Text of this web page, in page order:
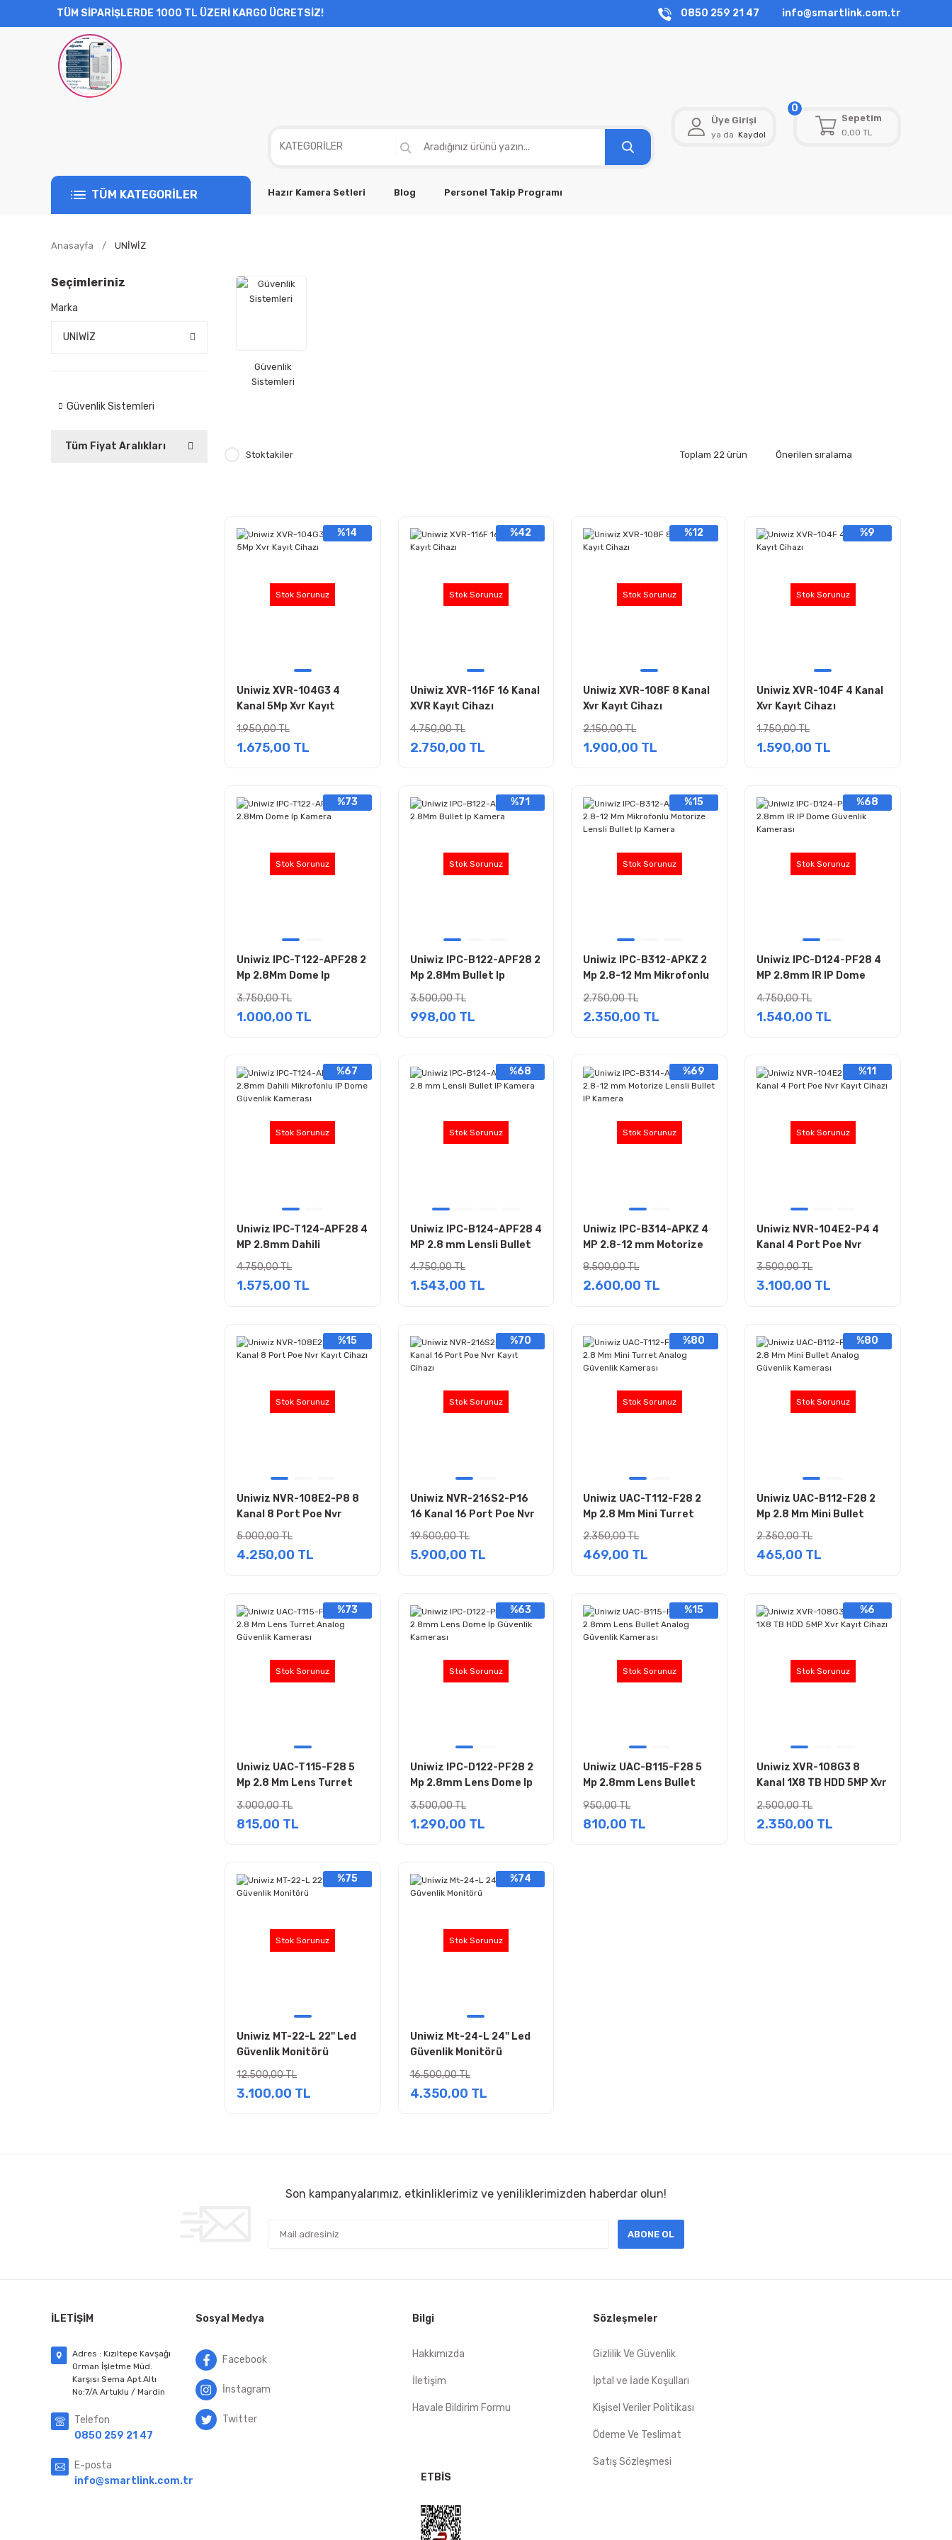
TÜM SİPARİŞLERDE 1000 TL ÜZERİ KARGO ÜCRETSİZ! 0850 259 21 47 info@smartlink.com.tr
TÜM KATEGORİLER Hazır Kamera Setleri Blog Personel Takip Programı
Üye Girişi
ya da Kaydol
Sepetim
0,00 TL
0
Anasayfa UNİWİZ
Seçimleriniz
Marka
UNİWİZ
Güvenlik Sistemleri
Tüm Fiyat Aralıkları
Güvenlik
Sistemleri
Stoktakiler Toplam 22 ürün
Stok Sorunuz
%14
Uniwiz XVR-104G3 4
Kanal 5Mp Xvr Kayıt
Cihazı
1.950,00 TL
1.675,00 TL
Stok Sorunuz
%42
Uniwiz XVR-116F 16 Kanal
XVR Kayıt Cihazı
4.750,00 TL
2.750,00 TL
Stok Sorunuz
%12
Uniwiz XVR-108F 8 Kanal
Xvr Kayıt Cihazı
2.150,00 TL
1.900,00 TL
Stok Sorunuz
%9
Uniwiz XVR-104F 4 Kanal
Xvr Kayıt Cihazı
1.750,00 TL
1.590,00 TL
Stok Sorunuz
%73
Uniwiz IPC-T122-APF28 2
Mp 2.8Mm Dome Ip
Kamera
3.750,00 TL
1.000,00 TL
Stok Sorunuz
%71
Uniwiz IPC-B122-APF28 2
Mp 2.8Mm Bullet Ip
Kamera
3.500,00 TL
998,00 TL
Stok Sorunuz
%15
Uniwiz IPC-B312-APKZ 2
Mp 2.8-12 Mm Mikrofonlu
Motorize Lensli Bullet Ip
2.750,00 TL
2.350,00 TL
Stok Sorunuz
%68
Uniwiz IPC-D124-PF28 4
MP 2.8mm IR IP Dome
Güvenlik Kamerası
4.750,00 TL
1.540,00 TL
Stok Sorunuz
%67
Uniwiz IPC-T124-APF28 4
MP 2.8mm Dahili
Mikrofonlu IP Dome
4.750,00 TL
1.575,00 TL
Stok Sorunuz
%68
Uniwiz IPC-B124-APF28 4
MP 2.8 mm Lensli Bullet
IP Kamera
4.750,00 TL
1.543,00 TL
Stok Sorunuz
%69
Uniwiz IPC-B314-APKZ 4
MP 2.8-12 mm Motorize
Lensli Bullet IP Kamera
8.500,00 TL
2.600,00 TL
Stok Sorunuz
%11
Uniwiz NVR-104E2-P4 4
Kanal 4 Port Poe Nvr
Kayıt Cihazı
3.500,00 TL
3.100,00 TL
Stok Sorunuz
%15
Uniwiz NVR-108E2-P8 8
Kanal 8 Port Poe Nvr
Kayıt Cihazı
5.000,00 TL
4.250,00 TL
Stok Sorunuz
%70
Uniwiz NVR-216S2-P16
16 Kanal 16 Port Poe Nvr
Kayıt Cihazı
19.500,00 TL
5.900,00 TL
Stok Sorunuz
%80
Uniwiz UAC-T112-F28 2
Mp 2.8 Mm Mini Turret
Analog Güvenlik Kamerası
2.350,00 TL
469,00 TL
Stok Sorunuz
%80
Uniwiz UAC-B112-F28 2
Mp 2.8 Mm Mini Bullet
Analog Güvenlik Kamerası
2.350,00 TL
465,00 TL
Stok Sorunuz
%73
Uniwiz UAC-T115-F28 5
Mp 2.8 Mm Lens Turret
Analog Güvenlik Kamerası
3.000,00 TL
815,00 TL
Stok Sorunuz
%63
Uniwiz IPC-D122-PF28 2
Mp 2.8mm Lens Dome Ip
Güvenlik Kamerası
3.500,00 TL
1.290,00 TL
Stok Sorunuz
%15
Uniwiz UAC-B115-F28 5
Mp 2.8mm Lens Bullet
Analog Güvenlik Kamerası
950,00 TL
810,00 TL
Stok Sorunuz
%6
Uniwiz XVR-108G3 8
Kanal 1X8 TB HDD 5MP Xvr
Kayıt Cihazı
2.500,00 TL
2.350,00 TL
Stok Sorunuz
%75
Uniwiz MT-22-L 22'' Led
Güvenlik Monitörü
12.500,00 TL
3.100,00 TL
Stok Sorunuz
%74
Uniwiz Mt-24-L 24'' Led
Güvenlik Monitörü
16.500,00 TL
4.350,00 TL
Son kampanyalarımız, etkinliklerimiz ve yeniliklerimizden haberdar olun!
ABONE OL
İLETİŞİM
Adres : Kızıltepe Kavşağı
Orman İşletme Müd.
Karşısı Sema Apt.Altı
No:7/A Artuklu / Mardin
Telefon
0850 259 21 47
E-posta
info@smartlink.com.tr
Sosyal Medya
Facebook
İnstagram
Twitter
Bilgi
Hakkımızda
İletişim
Havale Bildirim Formu
Sözleşmeler
Gizlilik Ve Güvenlik
İptal ve İade Koşulları
Kişisel Veriler Politikası
Ödeme Ve Teslimat
Satış Sözleşmesi
ETBİS